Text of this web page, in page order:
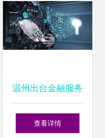
温州出台金融服务
实体经济发展14条,
查看详情